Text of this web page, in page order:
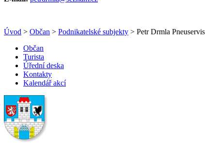
Úvod > Občan > Podnikatelské subjekty > Petr Drmla Pneuservis
Občan
Turista
Úřední deska
Kontakty
Kalendář akcí